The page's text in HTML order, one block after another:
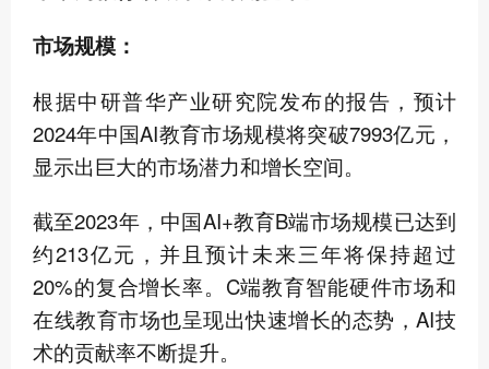
市场规模：
根据中研普华产业研究院发布的报告，预计
2024年中国AI教育市场规模将突破7993亿元，
显示出巨大的市场潜力和增长空间。
截至2023年，中国AI+教育B端市场规模已达到
约213亿元，并且预计未来三年将保持超过
20%的复合增长率。C端教育智能硬件市场和
在线教育市场也呈现出快速增长的态势，AI技
术的贡献率不断提升。